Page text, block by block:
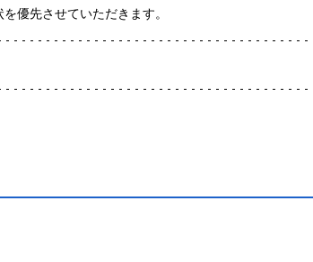
優先させていただきます。